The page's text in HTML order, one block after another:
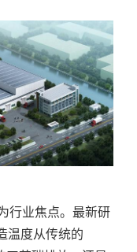
行业焦点。最新研
温度从传统的